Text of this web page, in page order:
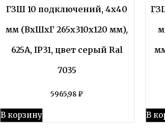
ГЗШ 10 подключений, 4х40
мм (ВхШхГ 265х310х120 мм),
625А, IP31, цвет серый Ral
7035
5965,98 ₽
В корзину В